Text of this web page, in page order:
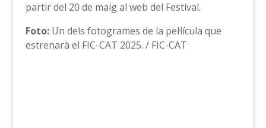
partir del 20 de maig al web del Festival.
Foto:Un dels fotogrames de la pel·lícula que
estrenarà el FIC-CAT 2025. / FIC-CAT